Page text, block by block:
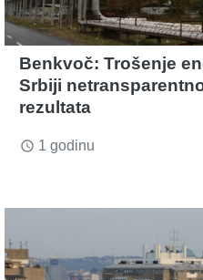
Benkvoč: Trošenje
Srbiji
rezultata
access_time 1 godinu